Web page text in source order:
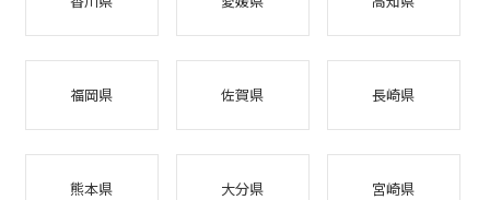
福岡県 佐賀県 長崎県
熊本県 大分県 宮崎県